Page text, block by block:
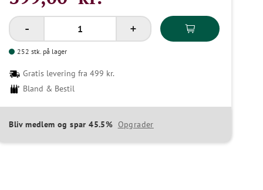
Gratis levering fra 499 kr.
Bland & Bestil
252 stk. på lager
Bliv medlem og spar 45.5% Opgrader